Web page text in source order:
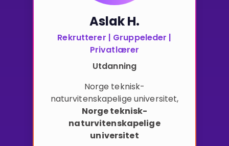
Aslak H.
Rekrutterer | Gruppeleder |
Privatlærer
Utdanning
Norge teknisk-
naturvitenskapelige universitet,
Norge teknisk-
naturvitenskapelige
universitet